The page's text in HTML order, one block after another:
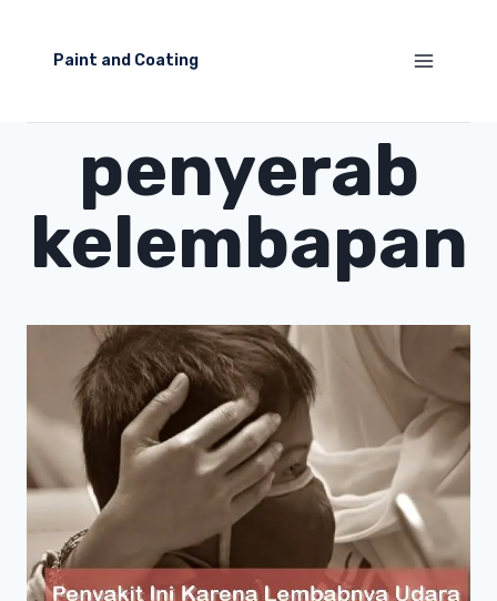
Paint and Coating
penyerab
kelembapan